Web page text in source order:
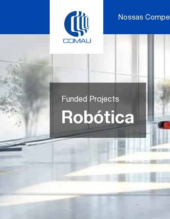
Nossas
Funded Projects
Robótica